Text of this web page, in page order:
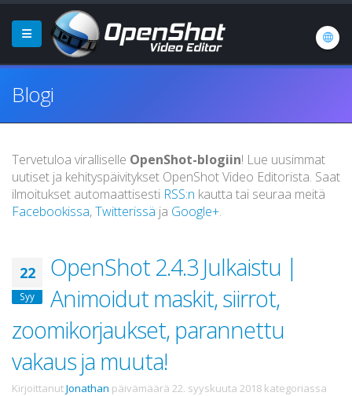
Blogi
Tervetuloa viralliselle OpenShot-blogiin! Lue uusimmat
uutiset ja kehityspäivitykset OpenShot Video Editorista. Saat
ilmoitukset automaattisesti RSS:n kautta tai seuraa meitä
Facebookissa,Twitterissä ja Google+.
22
Syy
OpenShot 2.4.3 Julkaistu |
Animoidut maskit, siirrot,
zoomikorjaukset, parannettu
vakaus ja muuta!
KirjoittanutJonathan päivämäärä 22. syyskuuta 2018 kategoriassa